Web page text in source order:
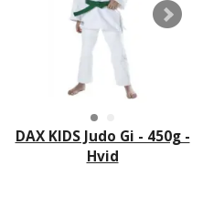
DAX KIDS Judo Gi - 450g -
Hvid